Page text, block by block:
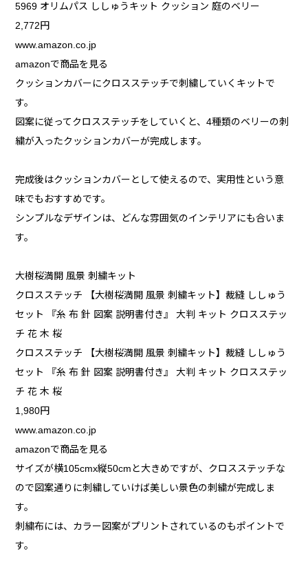
5969 オリムパス ししゅうキット クッション 庭のベリー
2,772円
www.amazon.co.jp
amazonで商品を見る
クッションカバーにクロスステッチで刺繍していくキットで
す。
図案に従ってクロスステッチをしていくと、4種類のベリーの刺
繍が入ったクッションカバーが完成します。
完成後はクッションカバーとして使えるので、実用性という意
味でもおすすめです。
シンプルなデザインは、どんな雰囲気のインテリアにも合いま
す。
大樹桜満開 風景 刺繍キット
クロスステッチ 【大樹桜満開 風景 刺繍キット】裁縫 ししゅう
セット 『糸 布 針 図案 説明書付き』 大判 キット クロスステッ
チ 花 木 桜
クロスステッチ 【大樹桜満開 風景 刺繍キット】裁縫 ししゅう
セット 『糸 布 針 図案 説明書付き』 大判 キット クロスステッ
チ 花 木 桜
1,980円
www.amazon.co.jp
amazonで商品を見る
サイズが横105cmx縦50cmと大きめですが、クロスステッチな
ので図案通りに刺繍していけば美しい景色の刺繍が完成しま
す。
刺繍布には、カラー図案がプリントされているのもポイントで
す。